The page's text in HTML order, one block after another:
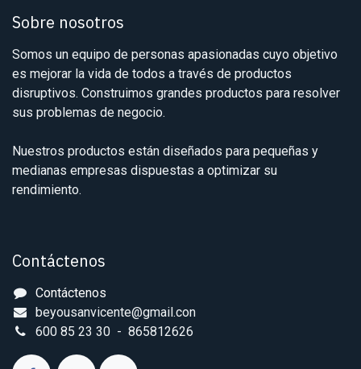
Sobre nosotros
Somos un equipo de personas apasionadas cuyo objetivo
es mejorar la vida de todos a través de productos
disruptivos. Construimos grandes productos para resolver
sus problemas de negocio.
Nuestros productos están diseñados para pequeñas y
medianas empresas dispuestas a optimizar su
rendimiento.
Contáctenos
Contáctenos
beyousanvicente@gmail.con
600 85 23 30 - 865812626